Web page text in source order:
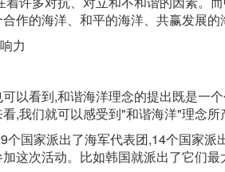
作的海洋、和平的海洋、共赢发展的
力
以看到,和谐海洋理念的提出既是一
,我们就可以感受到"和谐海洋"理念所
个国家派出了海军代表团,14个国家
这次活动。比如韩国就派出了它们最